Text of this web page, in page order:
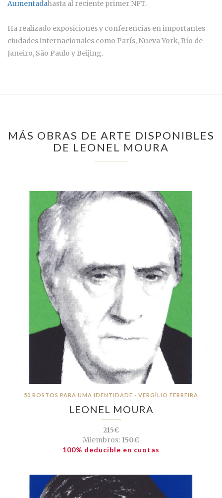
Aumentadahasta al reciente primer NFT.
Ha realizado exposiciones y conferencias en importantes
ciudades internacionales como París, Nueva York, Río de
Janeiro, São Paulo y Beijing.
MÁS OBRAS DE ARTE DISPONIBLES
DE LEONEL MOURA
50 ROSTOS PARA UMA IDENTIDADE - VERGÍLIO FERREIRA
LEONEL MOURA
215€
Miembros: 150€
100% deducible en cuotas